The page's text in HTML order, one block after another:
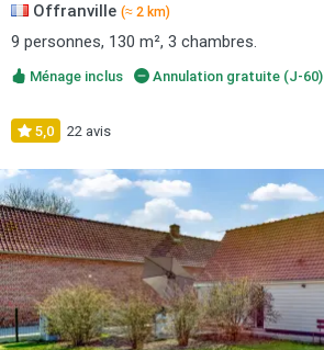
Offranville (≈ 2 km)
9 personnes, 130 m², 3 chambres.
Ménage inclus Annulation gratuite (J-60)
5,0 22 avis